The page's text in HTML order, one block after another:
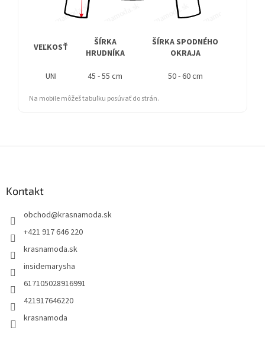
VEĽKOSŤ
ŠÍRKA
HRUDNÍKA
ŠÍRKA SPODNÉHO
OKRAJA
UNI
45 - 55 cm 50 - 60 cm
Na mobile môžeš tabuľku posúvať do strán.
Kontakt
obchod@krasnamoda.sk
+421 917 646 220
krasnamoda.sk
insidemarysha
617105028916991
421917646220
krasnamoda